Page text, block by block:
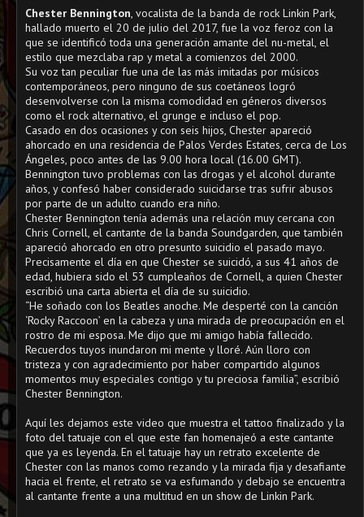
Chester Bennington, vocalista de la banda de rock Linkin Park,
hallado muerto el 20 de julio del 2017, fue la voz feroz con la
que se identificó toda una generación amante del nu-metal, el
estilo que mezclaba rap y metal a comienzos del 2000.
Su voz tan peculiar fue una de las más imitadas por músicos
contemporáneos, pero ninguno de sus coetáneos logró
desenvolverse con la misma comodidad en géneros diversos
como el rock alternativo, el grunge e incluso el pop.
Casado en dos ocasiones y con seis hijos, Chester apareció
ahorcado en una residencia de Palos Verdes Estates, cerca de Los
Ángeles, poco antes de las 9.00 hora local (16.00 GMT).
Bennington tuvo problemas con las drogas y el alcohol durante
años, y confesó haber considerado suicidarse tras sufrir abusos
por parte de un adulto cuando era niño.
Chester Bennington tenía además una relación muy cercana con
Chris Cornell, el cantante de la banda Soundgarden, que también
apareció ahorcado en otro presunto suicidio el pasado mayo.
Precisamente el día en que Chester se suicidó, a sus 41 años de
edad, hubiera sido el 53 cumpleaños de Cornell, a quien Chester
escribió una carta abierta el día de su suicidio.
“He soñado con los Beatles anoche. Me desperté con la canción
‘Rocky Raccoon’ en la cabeza y una mirada de preocupación en el
rostro de mi esposa. Me dijo que mi amigo había fallecido.
Recuerdos tuyos inundaron mi mente y lloré. Aún lloro con
tristeza y con agradecimiento por haber compartido algunos
momentos muy especiales contigo y tu preciosa familia”, escribió
Chester Bennington.
Aquí les dejamos este video que muestra el tattoo finalizado y la
foto del tatuaje con el que este fan homenajeó a este cantante
que ya es leyenda. En el tatuaje hay un retrato excelente de
Chester con las manos como rezando y la mirada fija y desafiante
hacia el frente, el retrato se va esfumando y debajo se encuentra
al cantante frente a una multitud en un show de Linkin Park.